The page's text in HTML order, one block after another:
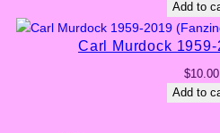
Add to
Carl Murdock
$10.00
Add to